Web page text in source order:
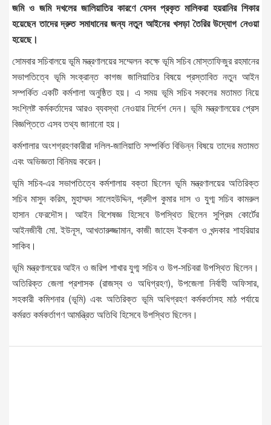
জমি ও জমি দখলের জালিয়াতির কারণে যেসব প্রকৃত মালিকরা হয়রানির শিকার
হয়েছেন তাদের দ্রুত সমাধানের জন্য নতুন আইনের খসড়া তৈরির উদ্যোগ নেওয়া
হয়েছে।
সোমবার সচিবালয়ে ভূমি মন্ত্রণালয়ের সম্মেলন কক্ষে ভূমি সচিব মোস্তাফিজুর রহমানের
সভাপতিত্বে ভূমি সংক্রান্ত কাগজ জালিয়াতির বিষয়ে প্রস্তাবিত নতুন আইন
সম্পর্কিত একটি কর্মশালা অনুষ্ঠিত হয়। এ সময় ভূমি সচিব সকলের মতামত নিয়ে
সংশ্লিষ্ট কর্মকর্তাদের আরও ব্যবস্থা নেওয়ার নির্দেশ দেন। ভূমি মন্ত্রণালয়ের প্রেস
বিজ্ঞপ্তিতে এসব তথ্য জানানো হয়।
কর্মশালার অংশগ্রহণকারীরা দলিল-জালিয়াতি সম্পর্কিত বিভিন্ন বিষয়ে তাদের মতামত
এবং অভিজ্ঞতা বিনিময় করেন।
ভূমি সচিব-এর সভাপতিত্বে কর্মশালায় বক্তা ছিলেন ভূমি মন্ত্রণালয়ের অতিরিক্ত
সচিব মাসুদ করিম, মুহাম্মদ সালেহউদ্দিন, প্রদীপ কুমার দাস ও যুগ্ম সচিব কামরুল
হাসান ফেরদৌস। আইন বিশেষজ্ঞ হিসেবে উপস্থিত ছিলেন সুপ্রিম কোর্টের
আইনজীবী মো. ইউনূস, আখতারুজ্জামান, কাজী জাহেদ ইকবাল ও খন্দকার শাহরিয়ার
সাকিব।
ভূমি মন্ত্রণালয়ের আইন ও জরিপ শাখার যুগ্ম সচিব ও উপ-সচিবরা উপস্থিত ছিলেন।
অতিরিক্ত জেলা প্রশাসক (রাজস্ব ও অধিগ্রহণ), উপজেলা নির্বাহী অফিসার,
সহকারী কমিশনার (ভূমি) এবং অতিরিক্ত ভূমি অধিগ্রহণ কর্মকর্তাসহ মাঠ পর্যায়ে
কর্মরত কর্মকর্তাগণ আমন্ত্রিত অতিথি হিসেবে উপস্থিত ছিলেন।